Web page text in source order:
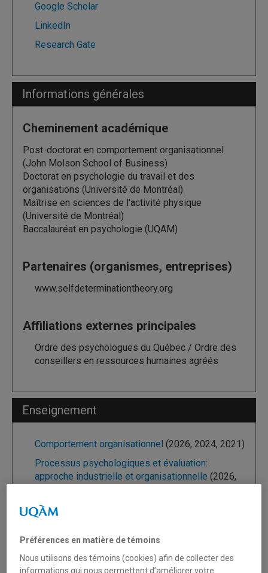
Google Scholar
LinkedIn
Research Gate
Informations générales
Cheminement académique
Post-doctorat en comportement organisationnel
(John Molson School of Business)
Doctorat en psychologie du travail et des
organisations (Université de Montréal)
Maîtrise en sciences de l'activité physique
(Université de Montréal)
Baccalauréat en psychologie (UQAM)
Partenaires (organismes, entreprises)
www.selfdeterminationtheory.org
Affiliations externes principales
Ordre des psychologues du Québec / Ordre des
conseillers en ressources humaines agréés
Enseignement
Comportement organisationnel (2026, 2024, 2021)
Processus psychologiques et évaluation:
approche industrielle et organisationnelle (2026,
Attitudes et comportements
l'intervention(2025, 2023)
Diagnostic en gestion des ressources humaines
Préférences en matière de témoins
Nous utilisons des témoins (cookies) afin de collecter des
informations qui nous permettent d’améliorer votre